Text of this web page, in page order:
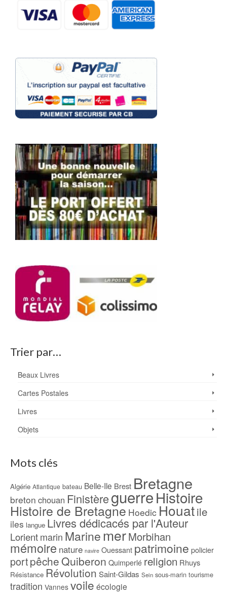
Trier par…
Beaux Livres
Cartes Postales
Livres
Objets
Mots clés
Algérie Atlantique bateau Belle-Ile Brest Bretagne
breton chouan FinistèreguerreHistoire
Histoire de Bretagne Hoedic Houatile
iles langue Livres dédicacés par l'Auteur
Lorientmarin Marine merMorbihan
mémoire nature navire Ouessant patrimoine policier
portpêcheQuiberon Quimperlé religion Rhuys
Résistance Révolution Saint-Gildas Sein sous-marin tourisme
tradition Vannes voile écologie